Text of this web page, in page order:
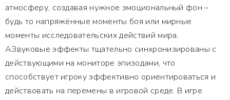
атмосферу, создавая нужное эмоциональный фон –
будь то напряжённые моменты боя или мирные
моменты исследовательских действий мира.
АЗвуковые эффекты тщательно синхронизированы с
действующими на мониторе эпизодами, что
способствует игроку эффективно ориентироваться и
действовать на перемены в игровой среде. В игре